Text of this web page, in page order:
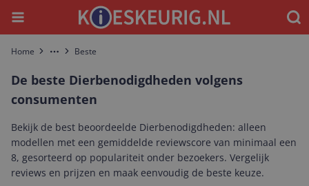
Menu
Home More Beste
De beste Dierbenodigdheden volgens
consumenten
Bekijk de best beoordeelde Dierbenodigdheden: alleen
modellen met een gemiddelde reviewscore van minimaal een
8, gesorteerd op populariteit onder bezoekers. Vergelijk
reviews en prijzen en maak eenvoudig de beste keuze.